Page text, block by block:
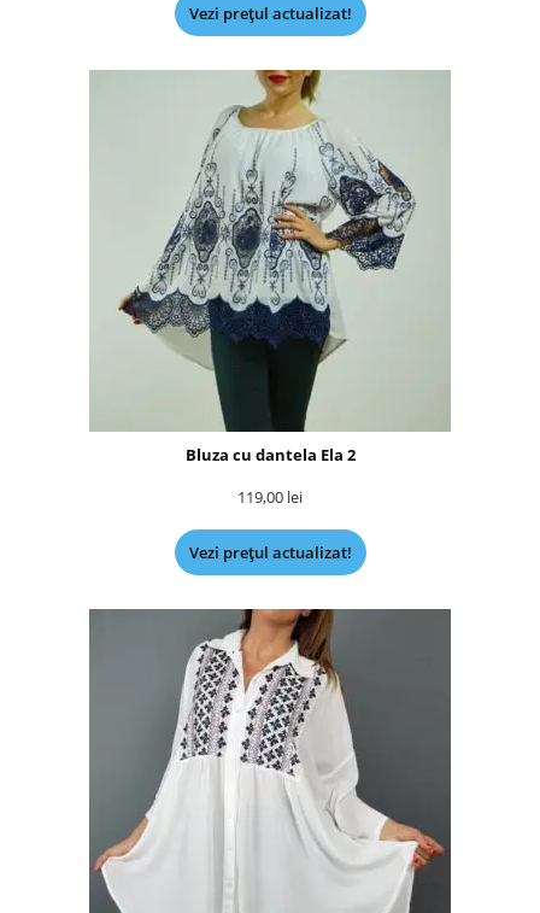
Vezi prețul actualizat!
Bluza cu dantela Ela 2
119,00 lei
Vezi prețul actualizat!